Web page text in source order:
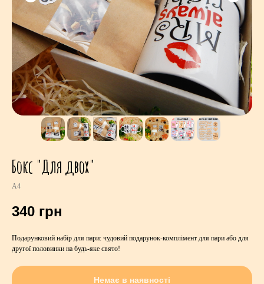
Бокс "Для двох"
A4
340 грн
Подарунковий набір для пари: чудовий подарунок-комплімент для пари або для
другої половинки на будь-яке свято!
Немає в наявності